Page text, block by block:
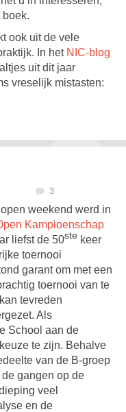
ook uit de vele
In het NIC-blog
uit dit jaar
vreselijk mistasten:
3
weekend werd in
Kampioenschap
liefst de 50ste keer
toernooi
garant om met een
toernooi van te
tevreden
Als
School aan de
te zijn. Behalve
van de B-groep
gangen op de
veel
en de